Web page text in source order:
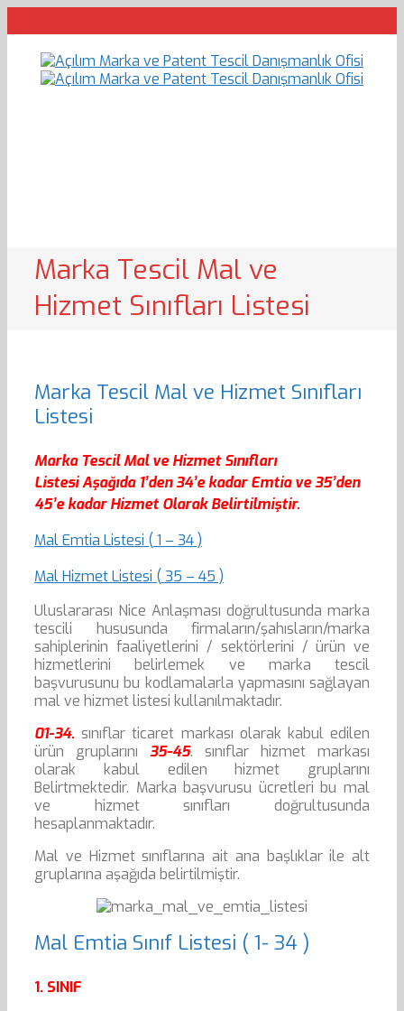
Marka Tescil Mal ve
Hizmet Sınıfları Listesi
Marka Tescil Mal ve Hizmet Sınıfları
Listesi
Marka Tescil Mal ve Hizmet Sınıfları
Listesi Aşağıda 1’den 34’e kadar Emtia ve 35’den
45’e kadar Hizmet Olarak Belirtilmiştir.
Mal Emtia Listesi ( 1 – 34 )
Mal Hizmet Listesi ( 35 – 45 )
Uluslararası Nice Anlaşması doğrultusunda marka
tescili hususunda firmaların/şahısların/marka
sahiplerinin faaliyetlerini / sektörlerini / ürün ve
hizmetlerini belirlemek ve marka tescil
başvurusunu bu kodlamalarla yapmasını sağlayan
mal ve hizmet listesi kullanılmaktadır.
01-34. sınıflar ticaret markası olarak kabul edilen
ürün gruplarını 35-45. sınıflar hizmet markası
olarak kabul edilen hizmet gruplarını
Belirtmektedir. Marka başvurusu ücretleri bu mal
ve hizmet sınıfları doğrultusunda
hesaplanmaktadır.
Mal ve Hizmet sınıflarına ait ana başlıklar ile alt
gruplarına aşağıda belirtilmiştir.
Mal Emtia Sınıf Listesi ( 1- 34 )
1. SINIF